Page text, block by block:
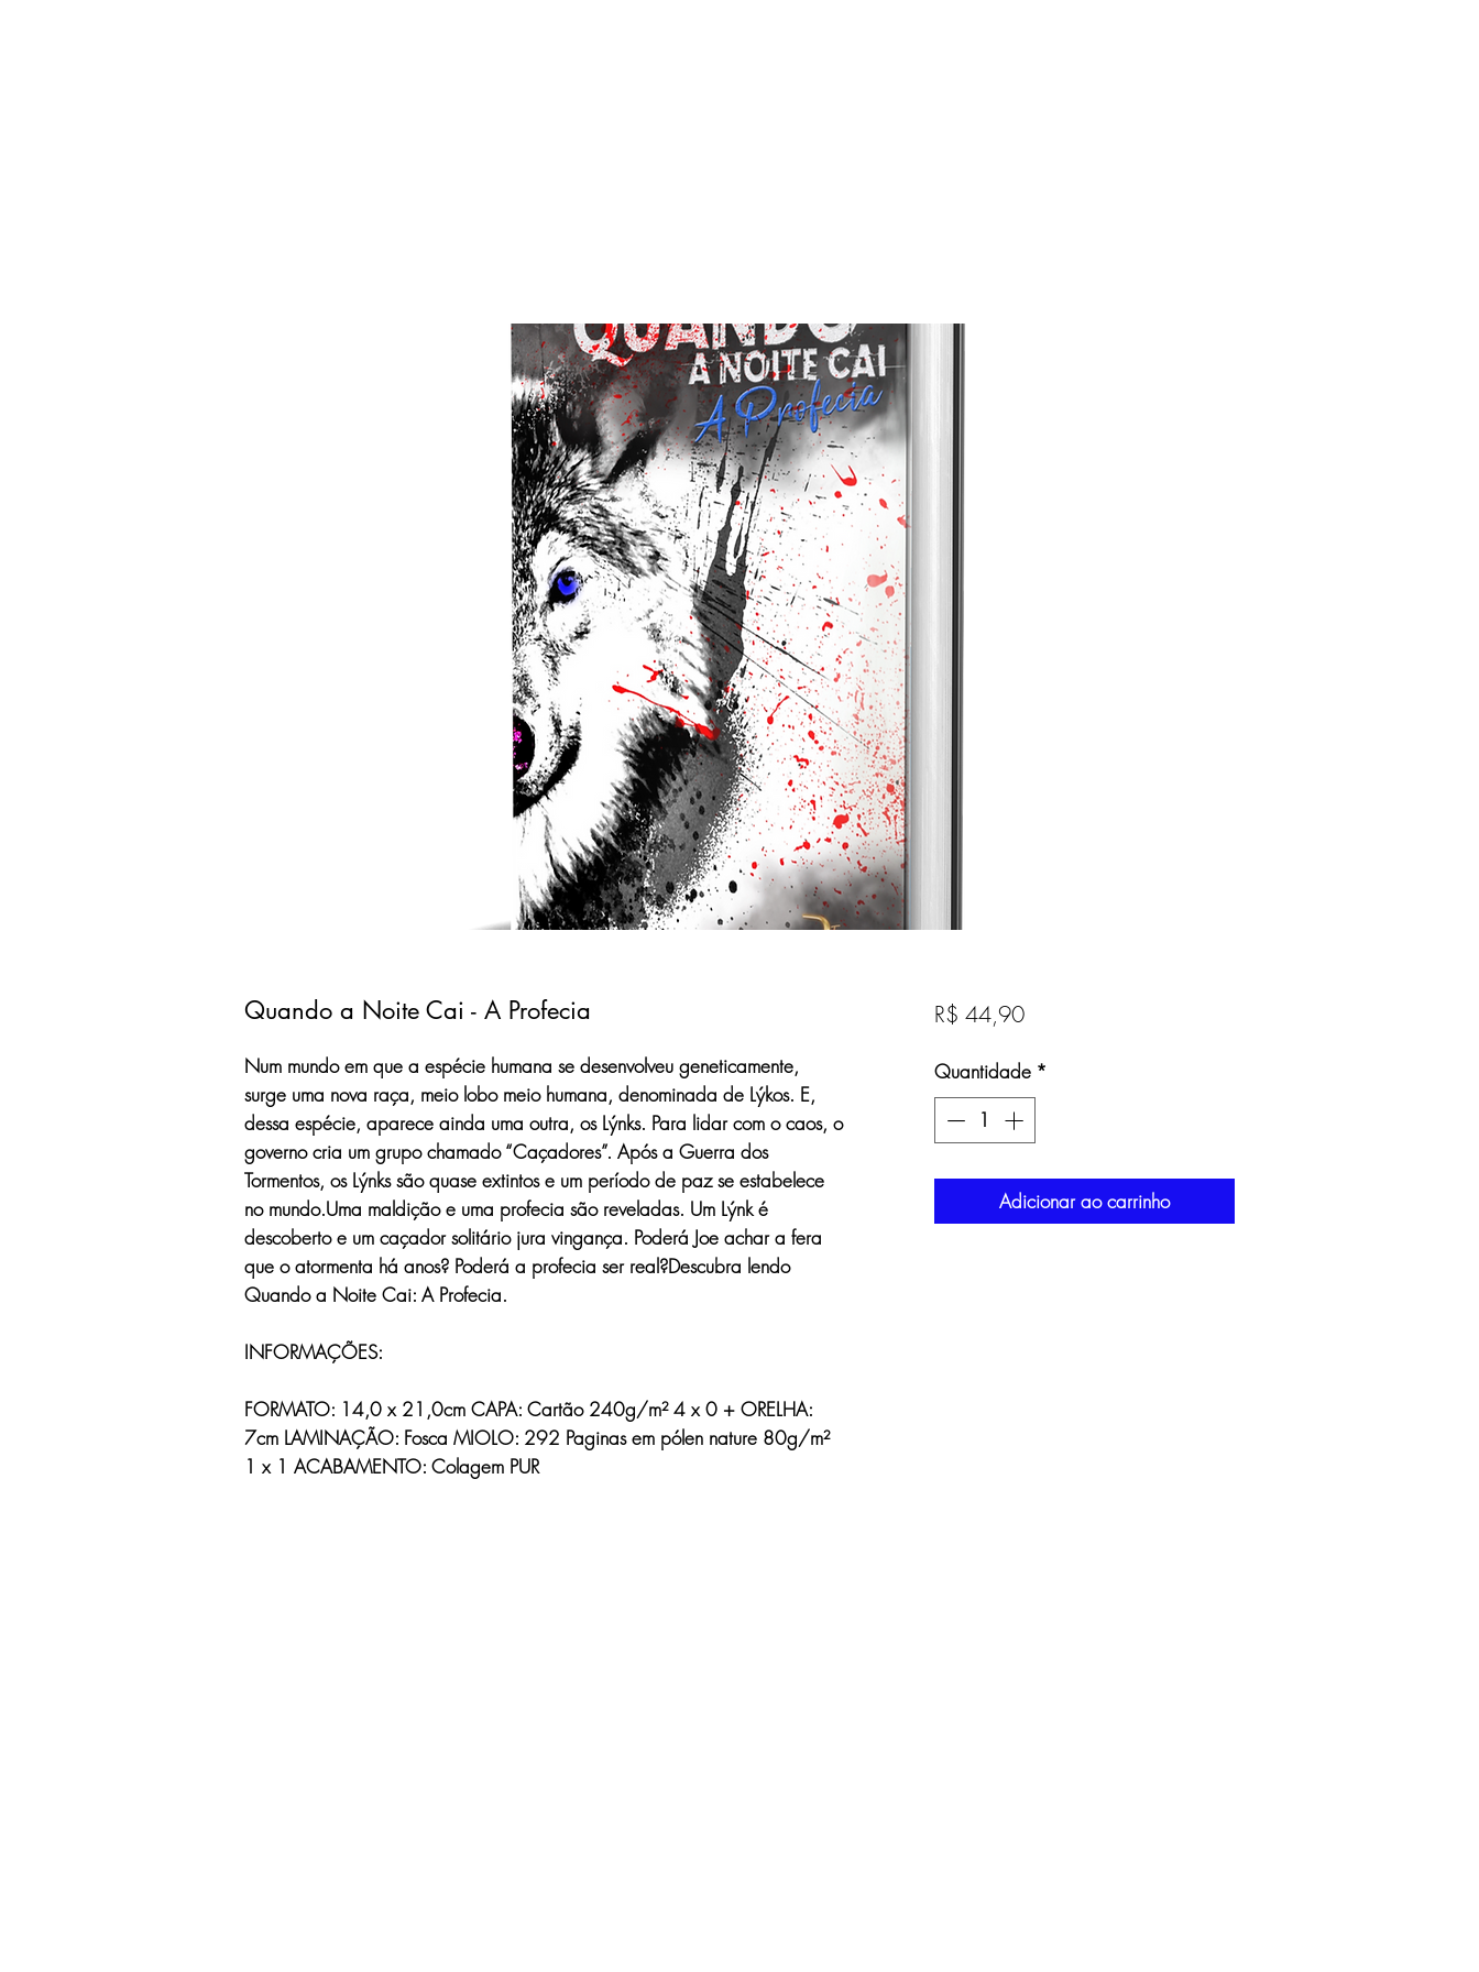
Quando a Noite Cai - A Profecia
Num mundo em que a espécie humana se desenvolveu geneticamente,
surge uma nova raça, meio lobo meio humana, denominada de Lýkos. E,
dessa espécie, aparece ainda uma outra, os Lýnks. Para lidar com o caos, o
governo cria um grupo chamado “Caçadores”. Após a Guerra dos
Tormentos, os Lýnks são quase extintos e um período de paz se estabelece
no mundo.Uma maldição e uma profecia são reveladas. Um Lýnk é
descoberto e um caçador solitário jura vingança. Poderá Joe achar a fera
que o atormenta há anos? Poderá a profecia ser real?Descubra lendo
Quando a Noite Cai: A Profecia.
INFORMAÇÕES:
FORMATO: 14,0 x 21,0cm CAPA: Cartão 240g/m² 4 x 0 + ORELHA:
7cm LAMINAÇÃO: Fosca MIOLO: 292 Paginas em pólen nature 80g/m²
1 x 1 ACABAMENTO: Colagem PUR
R$ 44,90Preço
Quantidade *
Adicionar ao carrinho